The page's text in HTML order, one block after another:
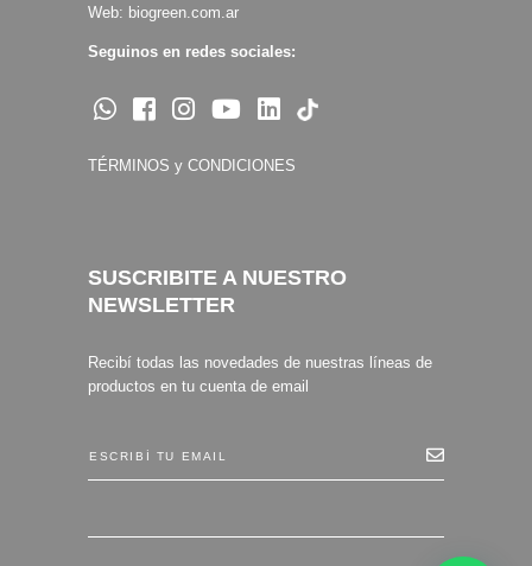
Web: biogreen.com.ar
Seguinos en redes sociales:
TÉRMINOS y CONDICIONES
SUSCRIBITE A NUESTRO
NEWSLETTER
Recibí todas las novedades de nuestras líneas de
productos en tu cuenta de email